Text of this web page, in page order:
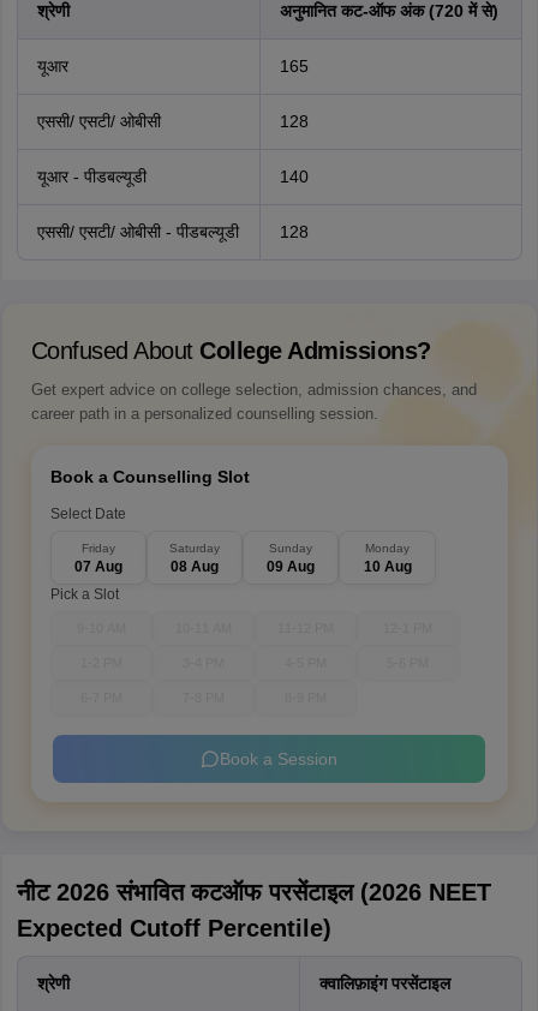
श्रेणी अनुमानित कट-ऑफ अंक (720 में से)
यूआर 165
एससी/ एसटी/ ओबीसी 128
यूआर - पीडबल्यूडी 140
एससी/ एसटी/ ओबीसी - पीडबल्यूडी 128
Confused About College Admissions?
Get expert advice on college selection, admission chances, and
career path in a personalized counselling session.
Book a Counselling Slot
Select Date
Friday
07 Aug
Saturday
08 Aug
Sunday
09 Aug
Monday
10 Aug
Pick a Slot
Book a Session
नीट 2026 संभावित कटऑफ परसेंटाइल (2026 NEET
Expected Cutoff Percentile)
श्रेणी क्वालिफ़ाइंग परसेंटाइल